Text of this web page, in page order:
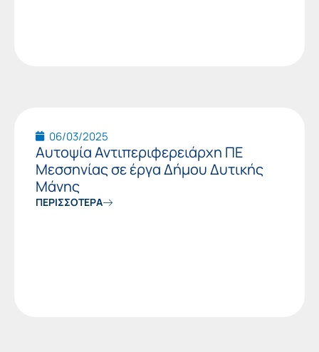
06/03/2025
Αυτοψία Αντιπεριφερειάρχη ΠΕ
Μεσσηνίας σε έργα Δήμου Δυτικής
Μάνης
ΠΕΡΙΣΣΟΤΕΡΑ